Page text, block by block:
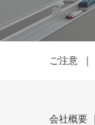
ご注意
会社概要